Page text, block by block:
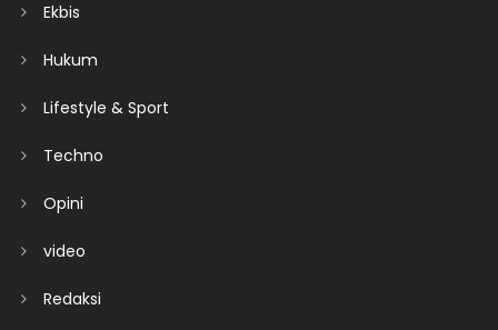
Ekbis
Hukum
Lifestyle & Sport
Techno
Opini
video
Redaksi